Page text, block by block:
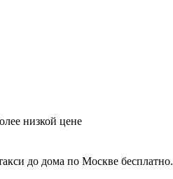
низкой цене
до дома по Москве бесплатно.